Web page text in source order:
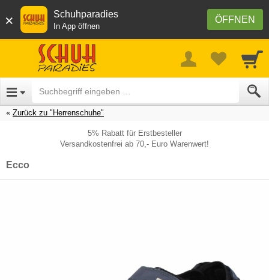
× ÖFFNEN
Schuhparadies
In App öffnen
Zurück zu "Herrenschuhe"
5% Rabatt für Erstbesteller
Versandkostenfrei ab 70,- Euro Warenwert!
Ecco